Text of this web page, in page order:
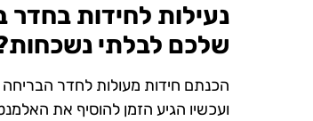
נעילות לחידות בחדר
שלכם לבלתי
הכנתם חידות מעולות לחדר
ועכשיו הגיע הזמן להוסיף את